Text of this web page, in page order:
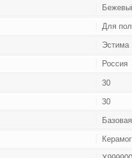
Для
Эстима
Россия
30
30